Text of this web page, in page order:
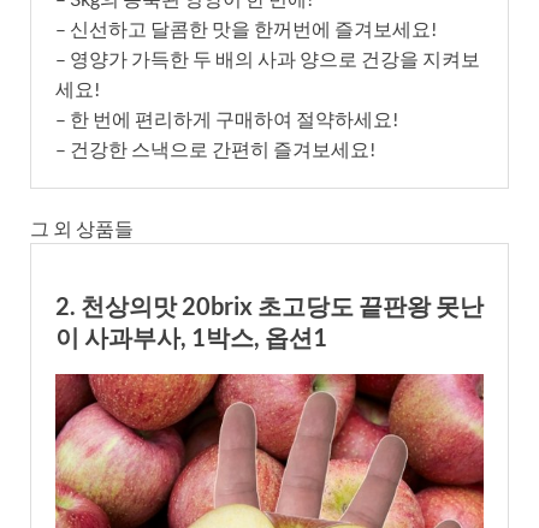
– 신선하고 달콤한 맛을 한꺼번에 즐겨보세요!
– 영양가 가득한 두 배의 사과 양으로 건강을 지켜보
세요!
– 한 번에 편리하게 구매하여 절약하세요!
– 건강한 스낵으로 간편히 즐겨보세요!
그 외 상품들
2. 천상의맛 20brix 초고당도 끝판왕 못난
이 사과부사, 1박스, 옵션1